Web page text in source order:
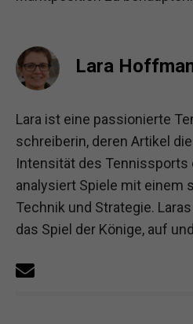
Lara
Lara ist eine passionierte
schreiberin, deren Artikel
Intensität des Tennissports
analysiert Spiele mit einem
Technik und Strategie.
das Spiel der Könige, auf